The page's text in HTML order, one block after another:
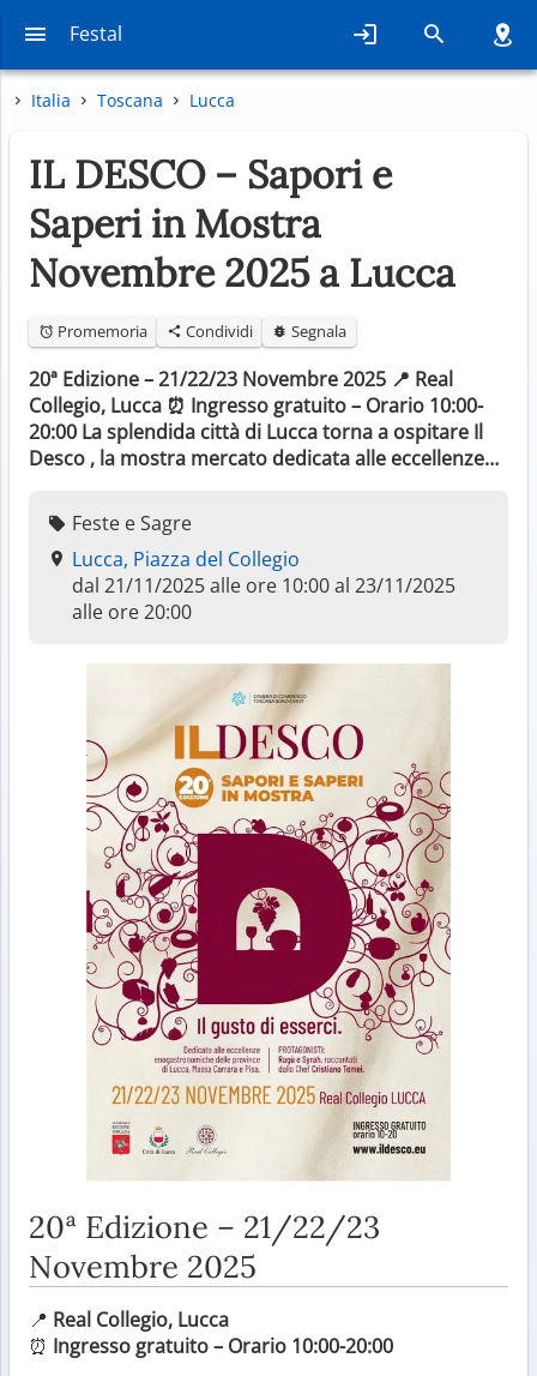
Festal
Italia Toscana Lucca
IL DESCO – Sapori e
Saperi in Mostra
Novembre 2025 a Lucca
Promemoria Condividi Segnala
20ª Edizione – 21/22/23 Novembre 2025 📍 Real
Collegio, Lucca ⏰ Ingresso gratuito – Orario 10:00-
20:00 La splendida città di Lucca torna a ospitare Il
Desco , la mostra mercato dedicata alle eccellenze…
Feste e Sagre
Lucca, Piazza del Collegio
dal 21/11/2025 alle ore 10:00 al 23/11/2025
alle ore 20:00
20ª Edizione – 21/22/23
Novembre 2025
📍 Real Collegio, Lucca
⏰ Ingresso gratuito – Orario 10:00-20:00